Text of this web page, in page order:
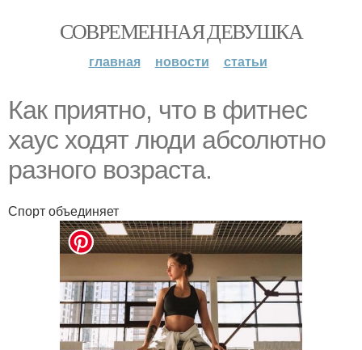
СОВРЕМЕННАЯ ДЕВУШКА
главная новости статьи
Как приятно, что в фитнес
хаус ходят люди абсолютно
разного возраста.
Спорт объединяет